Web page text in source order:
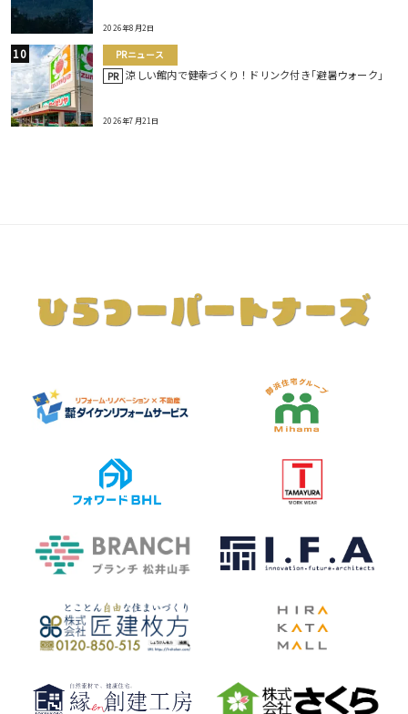
2026年8月2日
PRニュース
PR 涼しい館内で健幸づくり！ドリンク付き｢避暑ウォーク｣
2026年7月21日